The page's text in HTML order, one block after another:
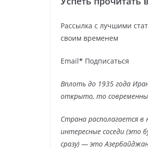
Рассылка с лучшими
своим временем
Email* Подписаться
Вплоть до 1935 года
открыто, то
Страна располагается
интересные соседи (это
сразу) — это